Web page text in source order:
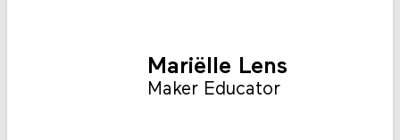
Mariëlle Lens
Maker Educator